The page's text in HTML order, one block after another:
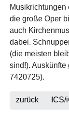
die große Oper
auch
dabei.
(die meisten
sind!). Auskünfte
7420725).
zurück ICS/